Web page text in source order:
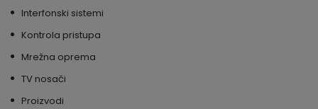
Interfonski sistemi
Kontrola pristupa
Mrežna oprema
TV nosači
Proizvodi